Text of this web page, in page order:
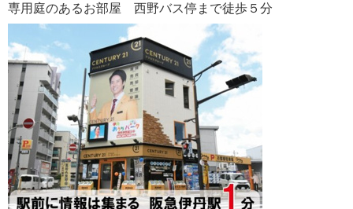
専用庭のあるお部屋 西野バス停まで徒歩５分